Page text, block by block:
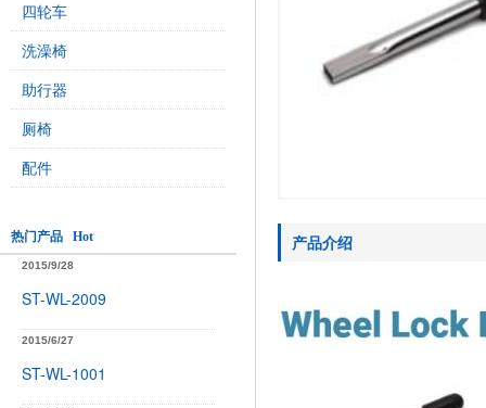
四轮车
洗澡椅
助行器
厕椅
配件
热门产品 Hot
2015/9/28
ST-WL-2009
2015/6/27
ST-WL-1001
产品介绍